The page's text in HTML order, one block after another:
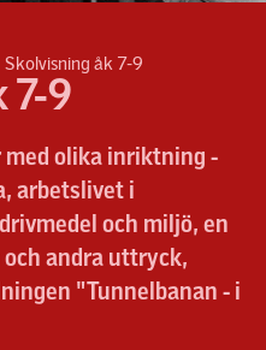
Skolvisning åk 7-9
7-9
olika inriktning -
arbetslivet i
och miljö, en
andra uttryck,
"Tunnelbanan - i